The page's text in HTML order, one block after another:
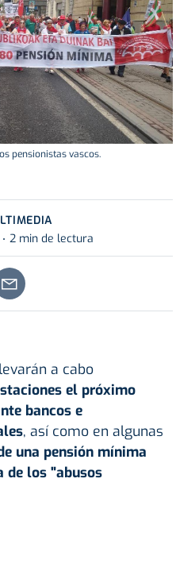
pensionistas vascos.
2 min de lectura
a cabo
el próximo
bancos e
, así como en algunas
una pensión mínima
de los "abusos